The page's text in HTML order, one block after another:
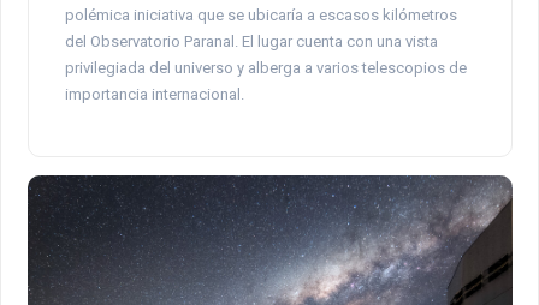
polémica iniciativa que se ubicaría a escasos kilómetros
del Observatorio Paranal. El lugar cuenta con una vista
privilegiada del universo y alberga a varios telescopios de
importancia internacional.